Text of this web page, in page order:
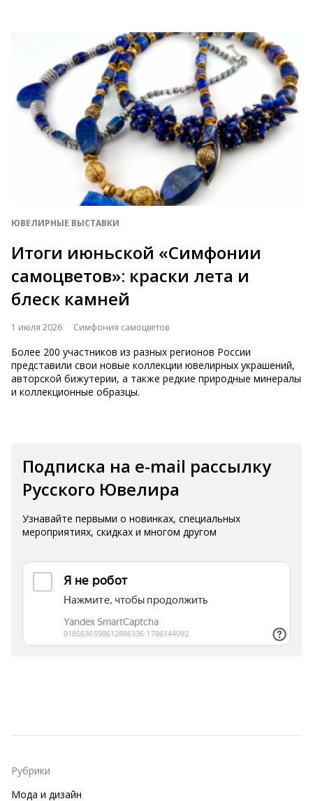
ЮВЕЛИРНЫЕ ВЫСТАВКИ
Итоги июньской «Симфонии
самоцветов»: краски лета и
блеск камней
1 июля 2026 Симфония самоцветов
Более 200 участников из разных регионов России
представили свои новые коллекции ювелирных украшений,
авторской бижутерии, а также редкие природные минералы
и коллекционные образцы.
Подписка на e-mail рассылку
Русского Ювелира
Узнавайте первыми о новинках, специальных
мероприятиях, скидках и многом другом
Рубрики
Мода и дизайн